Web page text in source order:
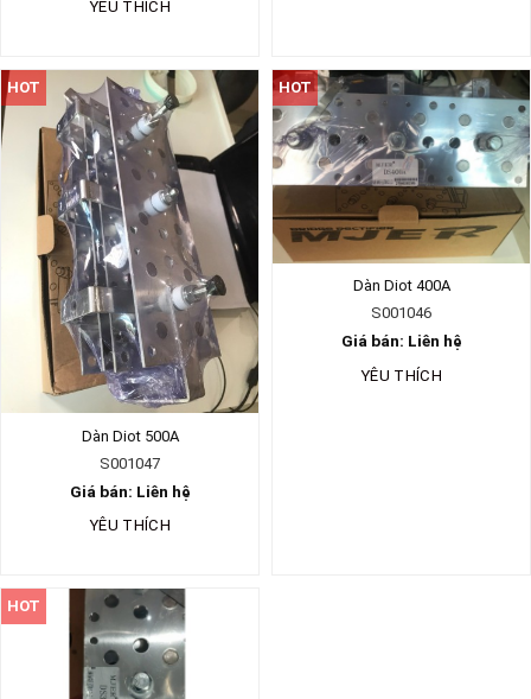
YÊU THÍCH
HOT
Dàn Diot 500A
S001047
Giá bán: Liên hệ
YÊU THÍCH
HOT
Dàn Diot 400A
S001046
Giá bán: Liên hệ
YÊU THÍCH
HOT